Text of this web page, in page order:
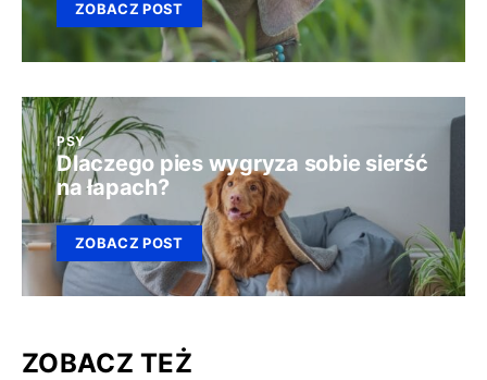
ZOBACZ POST
PSY
Dlaczego pies wygryza sobie sierść
na łapach?
ZOBACZ POST
ZOBACZ TEŻ